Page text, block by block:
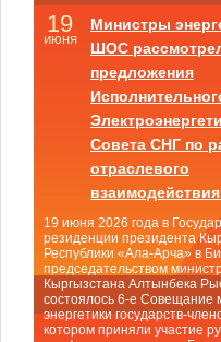
19
июня
Министры
ШОС
предложения
Совета СНГ по
отраслевого
19 июня 2026 года в
резиденции президента
Республики «Ала-Арча» в
председательством
Кыргызстана Алтынбека
состоялось 6-е Совещание
энергетики государств-
котором приняли участие